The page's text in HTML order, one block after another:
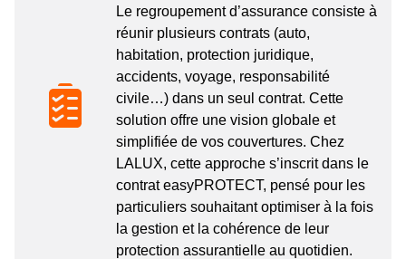
Le regroupement d’assurance consiste à
réunir plusieurs contrats (auto,
habitation, protection juridique,
accidents, voyage, responsabilité
civile…) dans un seul contrat. Cette
solution offre une vision globale et
simplifiée de vos couvertures. Chez
LALUX, cette approche s’inscrit dans le
contrat easyPROTECT, pensé pour les
particuliers souhaitant optimiser à la fois
la gestion et la cohérence de leur
protection assurantielle au quotidien.